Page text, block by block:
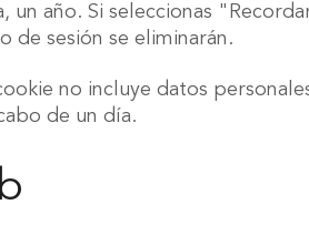
un año. Si seleccionas
de sesión se eliminarán.
no incluye datos
de un día.